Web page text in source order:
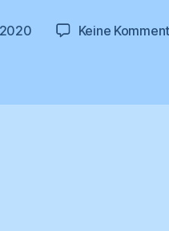
Keine